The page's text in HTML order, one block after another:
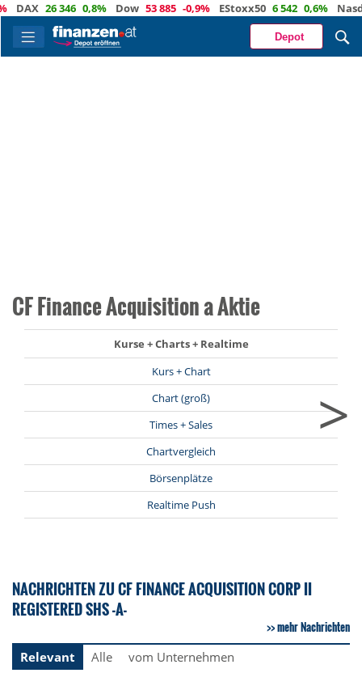
26 346 0,8% Dow 53 885 -0,9% EStoxx50 6 542 0,6% Nasdaq
Depot
CF Finance Acquisition a Aktie
Kurse + Charts + Realtime
Kurs + Chart
Chart (groß)
Times + Sales
Chartvergleich
Börsenplätze
Realtime Push
>
NACHRICHTEN ZU CF FINANCE ACQUISITION CORP II
REGISTERED SHS -A-
mehr Nachrichten
Relevant
Alle vom Unternehmen